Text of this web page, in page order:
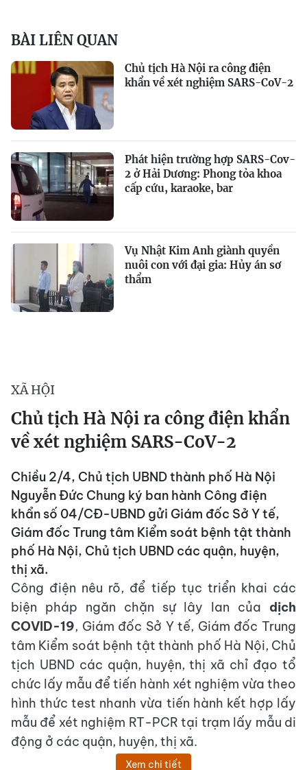
BÀI LIÊN QUAN
Chủ tịch Hà Nội ra công điện
khẩn về xét nghiệm SARS-CoV-2
Phát hiện trường hợp SARS-Cov-
2 ở Hải Dương: Phong tỏa khoa
cấp cứu, karaoke, bar
Vụ Nhật Kim Anh giành quyền
nuôi con với đại gia: Hủy án sơ
thẩm
XÃ HỘI
Chủ tịch Hà Nội ra công điện khẩn
về xét nghiệm SARS-CoV-2
Chiều 2/4, Chủ tịch UBND thành phố Hà Nội
Nguyễn Đức Chung ký ban hành Công điện
khẩn số 04/CĐ-UBND gửi Giám đốc Sở Y tế,
Giám đốc Trung tâm Kiểm soát bệnh tật thành
phố Hà Nội, Chủ tịch UBND các quận, huyện,
thị xã.
Công điện nêu rõ, để tiếp tục triển khai các
biện pháp ngăn chặn sự lây lan của dịch
COVID-19, Giám đốc Sở Y tế, Giám đốc Trung
tâm Kiểm soát bệnh tật thành phố Hà Nội, Chủ
tịch UBND các quận, huyện, thị xã chỉ đạo tổ
chức lấy mẫu để tiến hành xét nghiệm vừa theo
hình thức test nhanh vừa tiến hành kết hợp lấy
mẫu để xét nghiệm RT-PCR tại trạm lấy mẫu di
động ở các quận, huyện, thị xã.
Xem chi tiết